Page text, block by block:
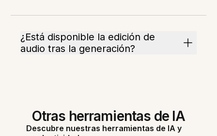
¿Está disponible la edición de
audio tras la generación?
Otras herramientas de IA
Descubre nuestras herramientas de IA y